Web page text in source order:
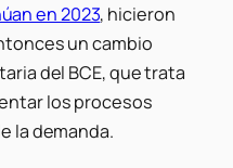
en 2023, hicieron
un cambio
del BCE, que trata
los procesos
la demanda.